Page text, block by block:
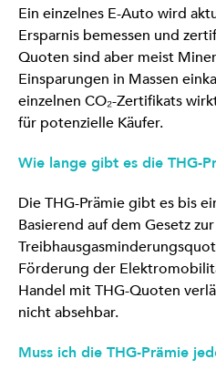
Ein einzelnes E-Auto wird
Ersparnis bemessen und
Quoten sind aber meist
Einsparungen in Massen
einzelnen CO₂-Zertifikats
für potenzielle Käufer.
Wie lange gibt es die THG-
Die THG-Prämie gibt es bis
Basierend auf dem Gesetz
Förderung der
Handel mit THG-Quoten
nicht absehbar.
Muss ich die THG-Prämie